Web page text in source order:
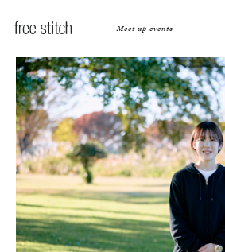
Meet up events